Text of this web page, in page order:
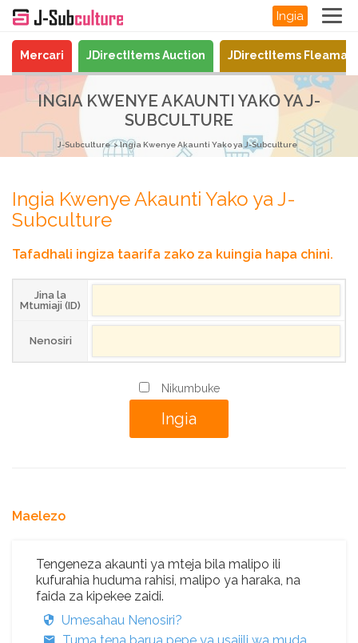
Ingia
Mercari JDirectItems Auction JDirectItems
INGIA KWENYE AKAUNTI YAKO YA J-
SUBCULTURE
J-Subculture Ingia Kwenye Akaunti Yako ya J-Subculture
Ingia Kwenye Akaunti Yako ya J-
Subculture
Tafadhali ingiza taarifa zako za kuingia hapa chini.
Jina la
Mtumiaji (ID)
Nenosiri
Nikumbuke
Maelezo
Tengeneza akaunti ya mteja bila malipo ili
kufurahia huduma rahisi, malipo ya haraka, na
faida za kipekee zaidi.
Umesahau Nenosiri?